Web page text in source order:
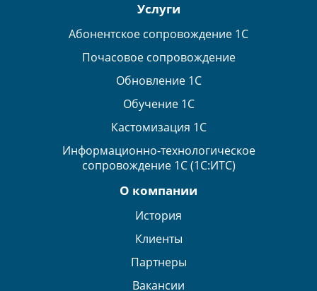
Услуги
Абонентское сопровождение 1С
Почасовое сопровождение
Обновление 1С
Обучение 1С
Кастомизация 1С
Информационно-технологическое
сопровождение 1С (1С:ИТС)
О компании
История
Клиенты
Партнеры
Вакансии